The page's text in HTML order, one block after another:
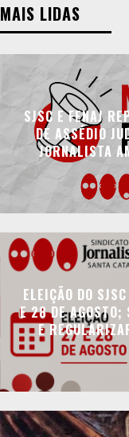
MAIS LIDAS
SJSC E FENAJ
DE ASSÉDIO
JORNALISTA
ELEIÇÃO DO
E 28 DE AGOSTO;
E